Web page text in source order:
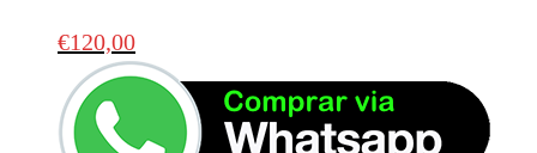
€120,00